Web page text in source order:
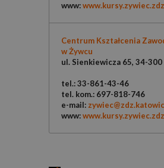
www:
Centrum Kształcenia
w Żywcu
ul. Sienkiewicza 65, 34-
tel.: 33-861-43-46
tel. kom.: 697-818-746
e-mail:
www: